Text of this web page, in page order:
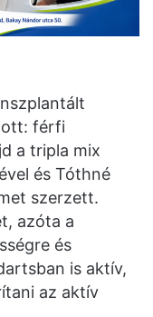
férfi
a tripla mix
és Tóthné
szerzett.
azóta a
és
is aktív,
az aktív